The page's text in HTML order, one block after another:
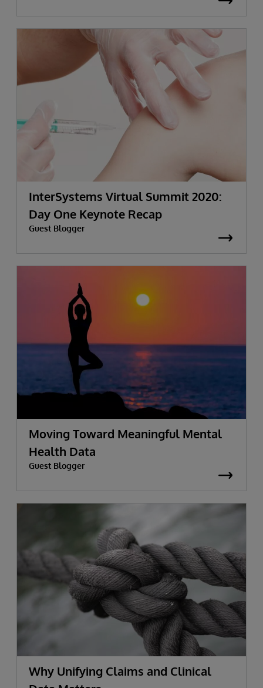
InterSystems Virtual Summit 2020:
Day One Keynote Recap
Guest Blogger
Moving Toward Meaningful Mental
Health Data
Guest Blogger
Why Unifying Claims and Clinical